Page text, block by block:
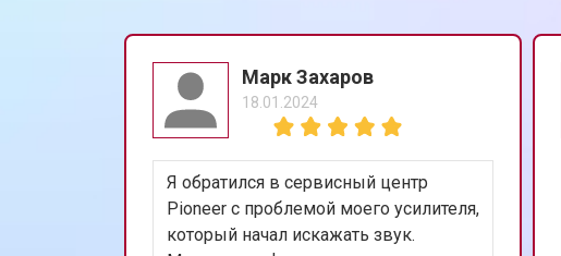
Марк Захаров
18.01.2024
Я обратился в сервисный центр
Pioneer с проблемой моего усилителя,
который начал искажать звук.